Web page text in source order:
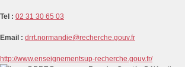
Tel : 02 31 30 65 03
Email : drrt.normandie@recherche.gouv.fr
http://www.enseignementsup-recherche.gouv.fr/